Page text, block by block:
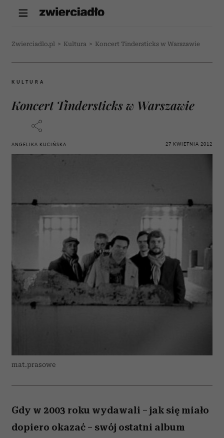
Zwierciadlo.pl > Kultura > Koncert Tindersticks w Warszawie
KULTURA
Koncert Tindersticks w Warszawie
ANGELIKA KUCIŃSKA 27 KWIETNIA 2012
mat.prasowe
Gdy w 2003 roku wydawali – jak się miało
dopiero okazać – swój ostatni album